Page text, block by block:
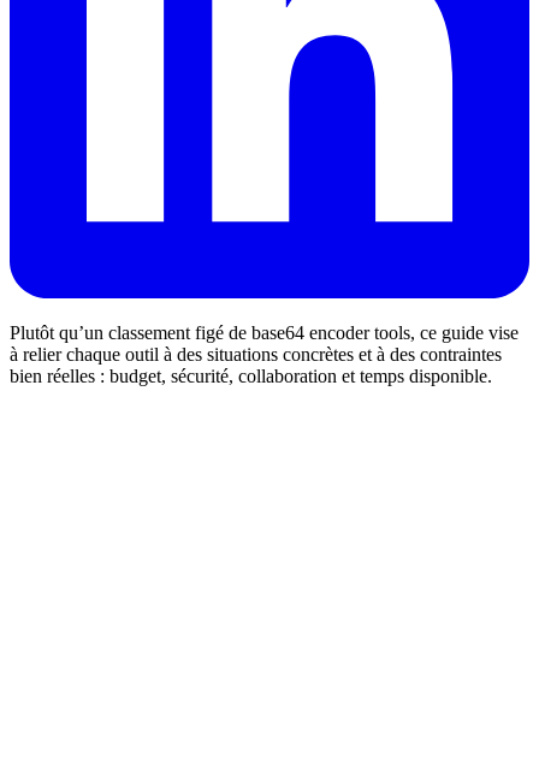
Plutôt qu’un classement figé de base64 encoder tools, ce guide vise
à relier chaque outil à des situations concrètes et à des contraintes
bien réelles : budget, sécurité, collaboration et temps disponible.